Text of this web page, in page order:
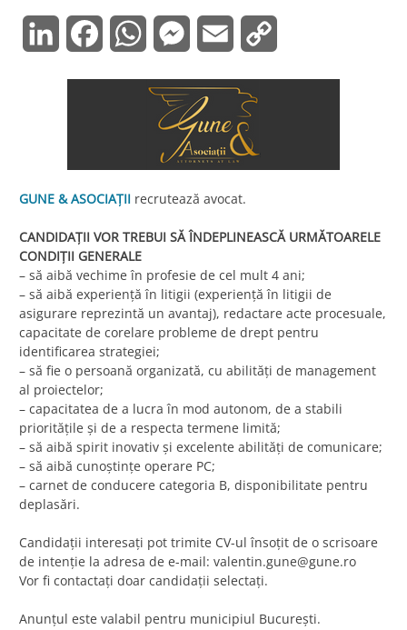
LinkedInFacebookWhatsAppMessenger
Email
GUNE & ASOCIAŢII recrutează avocat.
CANDIDAŢII VOR TREBUI SĂ ÎNDEPLINEASCĂ URMĂTOARELE
CONDIŢII GENERALE
– să aibă vechime în profesie de cel mult 4 ani;
– să aibă experiență în litigii (experiență în litigii de
asigurare reprezintă un avantaj), redactare acte procesuale,
capacitate de corelare probleme de drept pentru
identificarea strategiei;
– să fie o persoană organizată, cu abilități de management
al proiectelor;
– capacitatea de a lucra în mod autonom, de a stabili
prioritățile şi de a respecta termene limită;
– să aibă spirit inovativ şi excelente abilităţi de comunicare;
– să aibă cunoştinţe operare PC;
– carnet de conducere categoria B, disponibilitate pentru
deplasări.
Candidaţii interesaţi pot trimite CV-ul însoţit de o scrisoare
de intenţie la adresa de e-mail: valentin.gune@gune.ro
Vor fi contactați doar candidații selectați.
Anunțul este valabil pentru municipiul București.